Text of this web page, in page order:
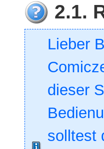
2.1.
Lieber
dieser
solltest